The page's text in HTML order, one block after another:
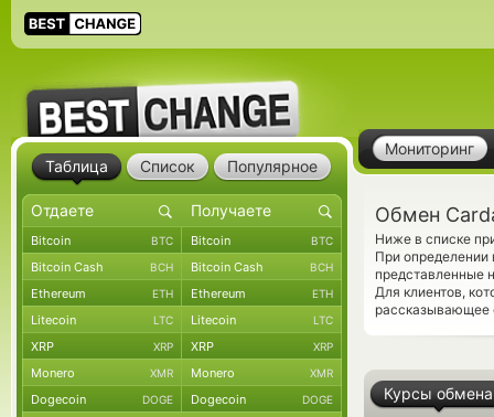
Мониторинг
Обмен
Ниже в списке
При определении
представленные
Для клиентов,
рассказывающее
Курсы обмена
Таблица Список Популярное
Bitcoin BTC Bitcoin BTC
Bitcoin Cash BCH Bitcoin Cash BCH
Ethereum ETH Ethereum ETH
Litecoin LTC Litecoin LTC
XRP XRP XRP XRP
Monero XMR Monero XMR
Dogecoin DOGE Dogecoin DOGE